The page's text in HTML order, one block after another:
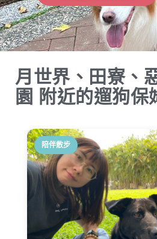
月世界、田寮、
園 附近的遛狗保
陪伴散步